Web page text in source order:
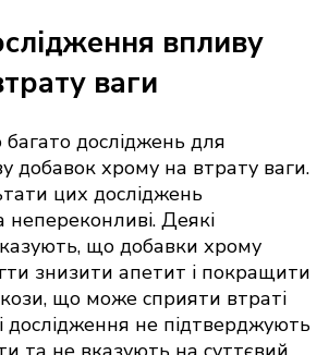
впливу
ваги
досліджень для
добавок хрому на втрату ваги.
цих досліджень
непереконливі. Деякі
що добавки хрому
знизити апетит і покращити
що може сприяти втраті
дослідження не підтверджують